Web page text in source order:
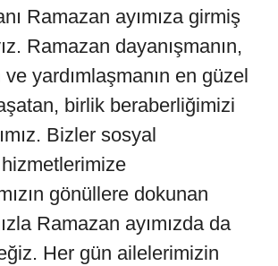
Ramazan ayımıza girmiş
Ramazan dayanışmanın,
ve yardımlaşmanın en güzel
birlik beraberliğimizi
Bizler sosyal
gönüllere dokunan
Ramazan ayımızda da
Her gün ailelerimizin